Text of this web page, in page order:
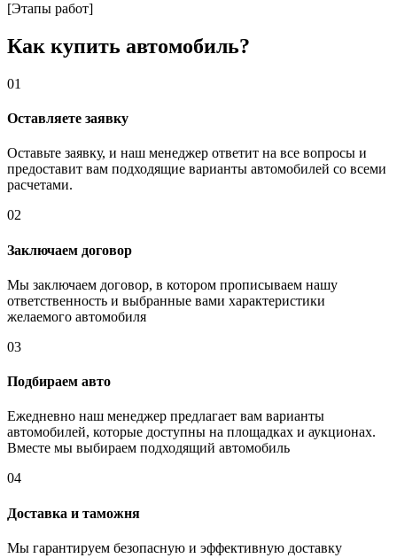
[Этапы работ]
Как купить автомобиль?
01
Оставляете заявку
Оставьте заявку, и наш менеджер ответит на все вопросы и
предоставит вам подходящие варианты автомобилей со всеми
расчетами.
02
Заключаем договор
Мы заключаем договор, в котором прописываем нашу
ответственность и выбранные вами характеристики
желаемого автомобиля
03
Подбираем авто
Ежедневно наш менеджер предлагает вам варианты
автомобилей, которые доступны на площадках и аукционах.
Вместе мы выбираем подходящий автомобиль
04
Доставка и таможня
Мы гарантируем безопасную и эффективную доставку